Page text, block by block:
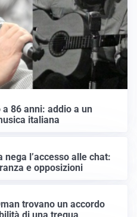
86 anni: addio a un
italiana
nega l’accesso alle chat:
e opposizioni
trovano un accordo